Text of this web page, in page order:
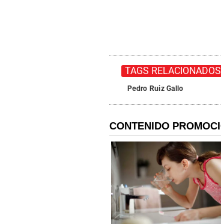
TAGS RELACIONADOS
Pedro Ruiz Gallo